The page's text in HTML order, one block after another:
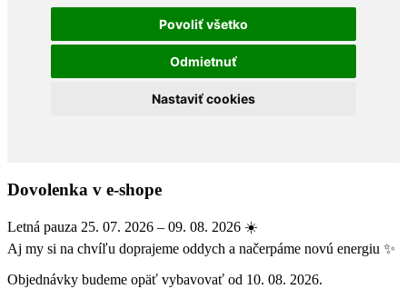
Povoliť všetko
Odmietnuť
Nastaviť cookies
Dovolenka v e-shope
Letná pauza 25. 07. 2026 – 09. 08. 2026 ☀️
Aj my si na chvíľu doprajeme oddych a načerpáme novú energiu ✨
Objednávky budeme opäť vybavovať od 10. 08. 2026.